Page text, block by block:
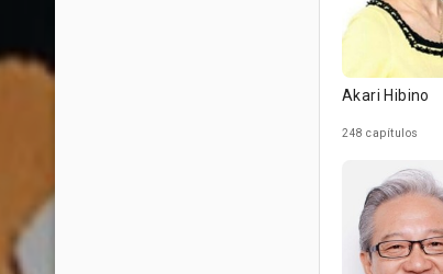
Akari Hibino
248 capítulos